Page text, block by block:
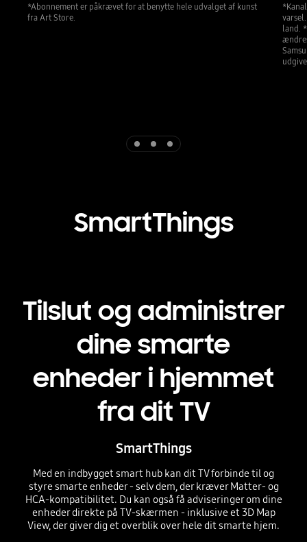
*Abonnement er påkrævet for at benytte hele udvalget af kunst
fra Art Store.
land.
SmartThings
Tilslut og administrer
dine smarte
enheder i hjemmet
fra dit TV
SmartThings
Med en indbygget smart hub kan dit TV forbinde til og
styre smarte enheder - selv dem, der kræver Matter- og
HCA-kompatibilitet. Du kan også få adviseringer om dine
enheder direkte på TV-skærmen - inklusive et 3D Map
View, der giver dig et overblik over hele dit smarte hjem.